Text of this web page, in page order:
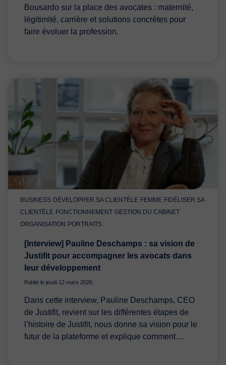
Bousardo sur la place des avocates : maternité,
légitimité, carrière et solutions concrètes pour
faire évoluer la profession.
BUSINESS DÉVELOPPER SA CLIENTÈLE FEMME FIDÉLISER SA
CLIENTÈLE FONCTIONNEMENT GESTION DU CABINET
ORGANISATION PORTRAITS
[Interview] Pauline Deschamps : sa vision de
Justifit pour accompagner les avocats dans
leur développement
Publié le jeudi 12 mars 2026
Dans cette interview, Pauline Deschamps, CEO
de Justifit, revient sur les différentes étapes de
l’histoire de Justifit, nous donne sa vision pour le
futur de la plateforme et explique comment…